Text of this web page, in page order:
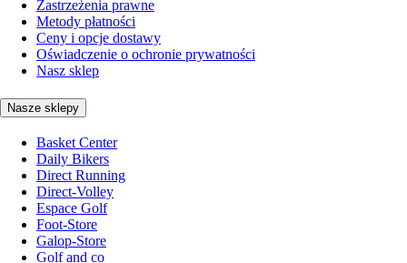
Zastrzeżenia prawne
Metody płatności
Ceny i opcje dostawy
Oświadczenie o ochronie prywatności
Nasz sklep
Nasze sklepy
Basket Center
Daily Bikers
Direct Running
Direct-Volley
Espace Golf
Foot-Store
Galop-Store
Golf and co